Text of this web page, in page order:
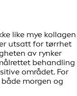
like mye kollagen
utsatt for tørrhet
av rynker
behandling
området. For
morgen og